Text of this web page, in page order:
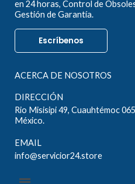
en 24 horas, Control de
Gestión de Garantía.
Escríbenos
ACERCA DE NOSOTROS
DIRECCIÓN
Rio Misisipi 49, Cuauhtémoc
México.
EMAIL
info@servicior24.store
Menú